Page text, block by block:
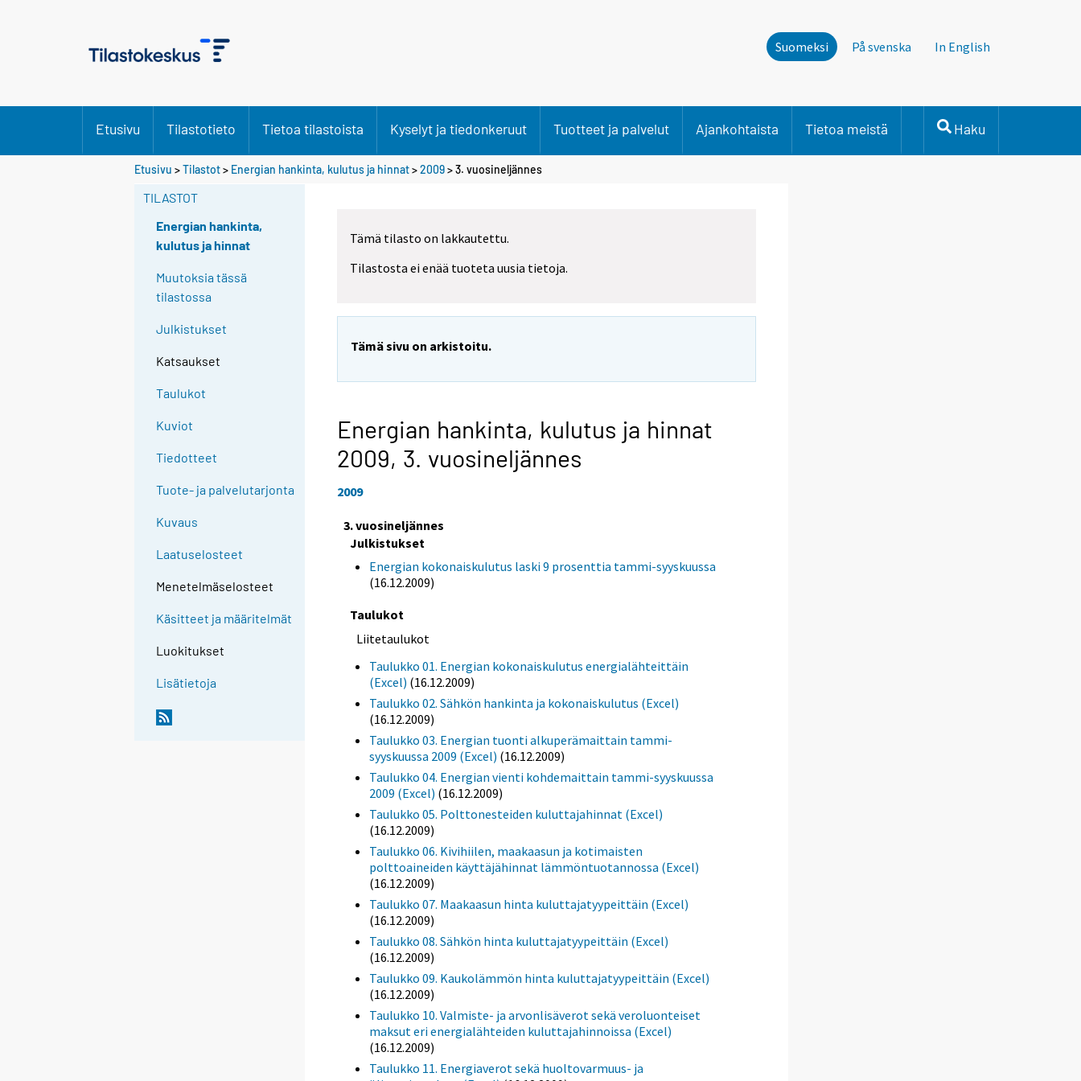
Suomeksi På svenska In English
Etusivu Tilastotieto Tietoa tilastoista Kyselyt ja tiedonkeruut Tuotteet ja palvelut Ajankohtaista Tietoa meistä Haku
Etusivu >Tilastot> Energian hankinta, kulutus ja hinnat>2009>3. vuosineljännes
TILASTOT
Energian hankinta,
kulutus ja hinnat
Muutoksia tässä
tilastossa
Julkistukset
Katsaukset
Taulukot
Kuviot
Tiedotteet
Tuote- ja palvelutarjonta
Kuvaus
Laatuselosteet
Menetelmäselosteet
Käsitteet ja määritelmät
Luokitukset
Lisätietoja
Tämä tilasto on lakkautettu.
Tilastosta ei enää tuoteta uusia tietoja.
Tämä sivu on arkistoitu.
Energian hankinta, kulutus ja hinnat
2009, 3. vuosineljännes
2009
3. vuosineljännes
Julkistukset
Energian kokonaiskulutus laski 9 prosenttia tammi-syyskuussa
(16.12.2009)
Taulukot
Liitetaulukot
Taulukko 01. Energian kokonaiskulutus energialähteittäin
(Excel) (16.12.2009)
Taulukko 02. Sähkön hankinta ja kokonaiskulutus (Excel)
(16.12.2009)
Taulukko 03. Energian tuonti alkuperämaittain tammi-
syyskuussa 2009 (Excel) (16.12.2009)
Taulukko 04. Energian vienti kohdemaittain tammi-syyskuussa
2009 (Excel) (16.12.2009)
Taulukko 05. Polttonesteiden kuluttajahinnat (Excel)
(16.12.2009)
Taulukko 06. Kivihiilen, maakaasun ja kotimaisten
polttoaineiden käyttäjähinnat lämmöntuotannossa (Excel)
(16.12.2009)
Taulukko 07. Maakaasun hinta kuluttajatyypeittäin (Excel)
(16.12.2009)
Taulukko 08. Sähkön hinta kuluttajatyypeittäin (Excel)
(16.12.2009)
Taulukko 09. Kaukolämmön hinta kuluttajatyypeittäin (Excel)
(16.12.2009)
Taulukko 10. Valmiste- ja arvonlisäverot sekä veroluonteiset
maksut eri energialähteiden kuluttajahinnoissa (Excel)
(16.12.2009)
Taulukko 11. Energiaverot sekä huoltovarmuus- ja